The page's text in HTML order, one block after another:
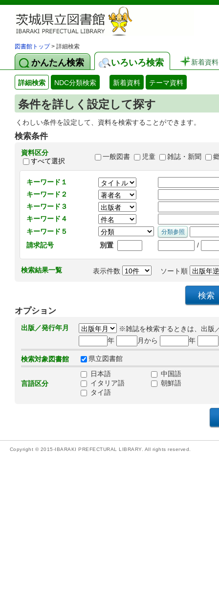
図書館トップ> 詳細検索
かんたん検索 いろいろ検索 新着資料
詳細検索 NDC分類検索 新着資料 テーマ資料
条件を詳しく設定して探す
くわしい条件を設定して、資料を検索することができます。
検索条件
資料区分
すべて選択
一般図書 児童 雑誌・新聞
キーワード１
キーワード２
キーワード３
キーワード４
キーワード５
請求記号
別置 /
検索結果一覧 表示件数 ソート順
オプション
出版／発行年月
※雑誌を検索するときは、出版
年
月から 年
検索対象図書館 県立図書館
言語区分
日本語
中国語
イタリア語
朝鮮語
タイ語
Copyright © 2015-IBARAKI PREFECTURAL LIBRARY. All rights reserved.